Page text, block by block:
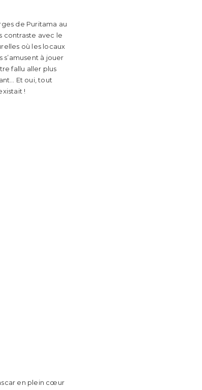
de Puritama au
contraste avec le
où les locaux
s’amusent à jouer
fallu aller plus
Et oui, tout
!
en plein cœur